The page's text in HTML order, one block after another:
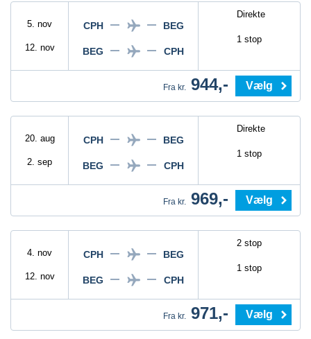
5. nov
12. nov
CPH BEG
BEG CPH
Direkte
1 stop
Fra kr. 944,- Vælg
20. aug
2. sep
CPH BEG
BEG CPH
Direkte
1 stop
Fra kr. 969,- Vælg
4. nov
12. nov
CPH BEG
BEG CPH
2 stop
1 stop
Fra kr. 971,- Vælg